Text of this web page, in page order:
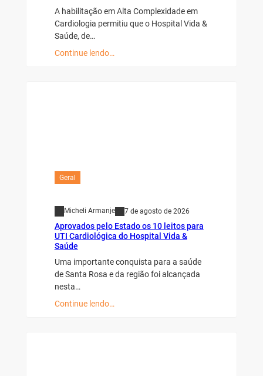
A habilitação em Alta Complexidade em
Cardiologia permitiu que o Hospital Vida &
Saúde, de…
Continue lendo…
Geral
Micheli Armanje 7 de agosto de 2026
Aprovados pelo Estado os 10 leitos para
UTI Cardiológica do Hospital Vida &
Saúde
Uma importante conquista para a saúde
de Santa Rosa e da região foi alcançada
nesta…
Continue lendo…